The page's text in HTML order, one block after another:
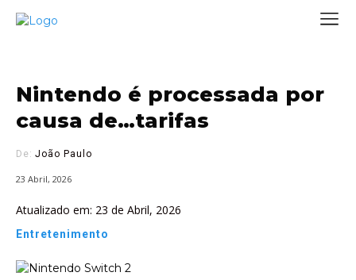
Nintendo é processada por
causa de…tarifas
De: João Paulo
23 Abril, 2026
Atualizado em: 23 de Abril, 2026
Entretenimento